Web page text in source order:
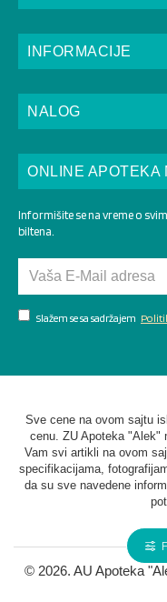
INFORMACIJE
NALOG
ONLINE APOTEKA
Informišite se na vreme o
biltena.
Slažem se sa sadržajem
Sve cene na ovom sajtu
cenu. ZU Apoteka "Alek"
Vam svi artikli na ovom
specifikacijama,
da su sve navedene
© 2026. AU Apoteka